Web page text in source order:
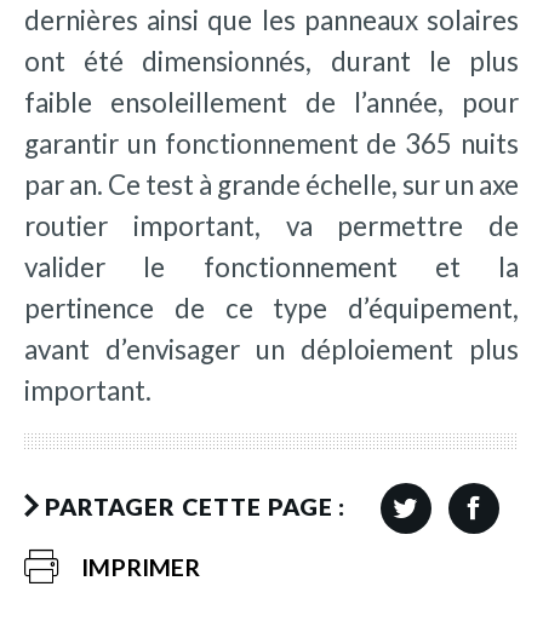
dernières ainsi que les panneaux solaires
ont été dimensionnés, durant le plus
faible ensoleillement de l’année, pour
garantir un fonctionnement de 365 nuits
par an. Ce test à grande échelle, sur un axe
routier important, va permettre de
valider le fonctionnement et la
pertinence de ce type d’équipement,
avant d’envisager un déploiement plus
important.
PARTAGER CETTE PAGE :
IMPRIMER